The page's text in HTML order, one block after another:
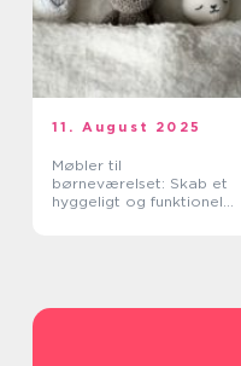
11. August 2025
Møbler til
børneværelset: Skab et
hyggeligt og funktionelt